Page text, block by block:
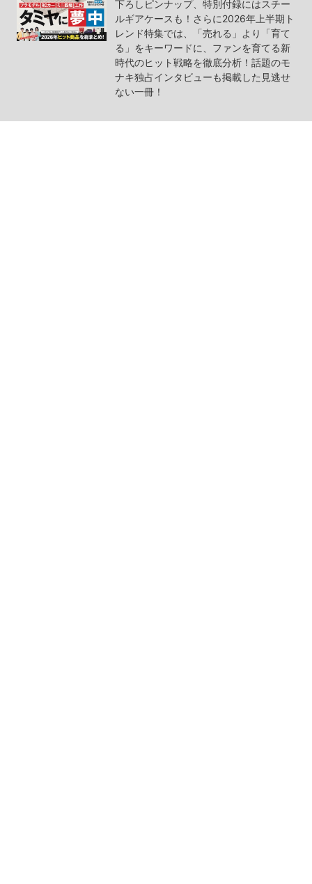
下ろしピンナップ、特別付録にはスチー
ルギアケースも！さらに2026年上半期ト
レンド特集では、「売れる」より「育て
る」をキーワードに、ファンを育てる新
時代のヒット戦略を徹底分析！話題のモ
ナキ独占インタビューも掲載した見逃せ
ない一冊！